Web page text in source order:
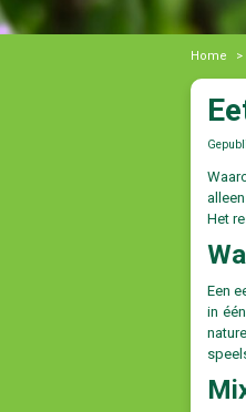
Home >
Het
Een
in